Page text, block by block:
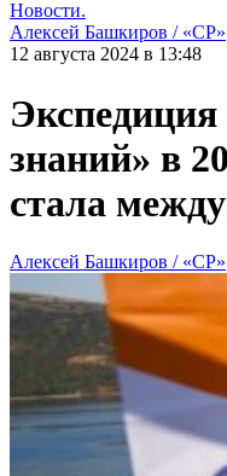
Новости.
Алексей Башкиров / «СР»
12 августа 2024 в 13:48
знаний» в
стала
Алексей Башкиров / «СР»